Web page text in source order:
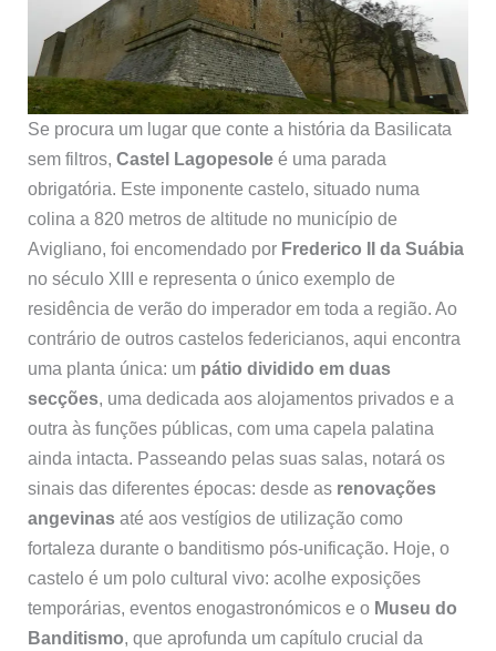
Se procura um lugar que conte a história da Basilicata
sem filtros, Castel Lagopesoleé uma parada
obrigatória. Este imponente castelo, situado numa
colina a 820 metros de altitude no município de
Avigliano, foi encomendado por Frederico II da Suábia
no século XIII e representa o único exemplo de
residência de verão do imperador em toda a região. Ao
contrário de outros castelos federicianos, aqui encontra
uma planta única: um pátio dividido em duas
secções, uma dedicada aos alojamentos privados e a
outra às funções públicas, com uma capela palatina
ainda intacta. Passeando pelas suas salas, notará os
sinais das diferentes épocas: desde as renovações
angevinasaté aos vestígios de utilização como
fortaleza durante o banditismo pós-unificação. Hoje, o
castelo é um polo cultural vivo: acolhe exposições
temporárias, eventos enogastronómicos e o Museu do
Banditismo, que aprofunda um capítulo crucial da